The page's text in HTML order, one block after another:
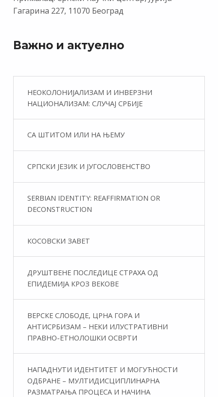
Гагарина 227, 11070 Београд
Важно и актуелно
НЕОКОЛОНИЈАЛИЗАМ И ИНВЕРЗНИ
НАЦИОНАЛИЗАМ: СЛУЧАЈ СРБИЈЕ
СА ШТИТОМ ИЛИ НА ЊЕМУ
СРПСКИ ЈЕЗИК И ЈУГОСЛОВЕНСТВО
SERBIAN IDENTITY: REAFFIRMATION OR
DECONSTRUCTION
КОСОВСКИ ЗАВЕТ
ДРУШТВЕНЕ ПОСЛЕДИЦЕ СТРАХА ОД
ЕПИДЕМИЈА КРОЗ ВЕКОВЕ
ВЕРСКЕ СЛОБОДЕ, ЦРНА ГОРА И
АНТИСРБИЗАМ – НЕКИ ИЛУСТРАТИВНИ
ПРАВНО-ЕТНОЛОШКИ ОСВРТИ
НАПАДНУТИ ИДЕНТИТЕТ И МОГУЋНОСТИ
ОДБРАНЕ – МУЛТИДИСЦИПЛИНАРНА
РАЗМАТРАЊА ПРОЦЕСА И НАЧИНА